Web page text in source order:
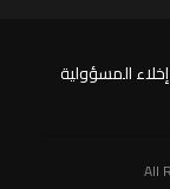
إخلاء المسؤولية